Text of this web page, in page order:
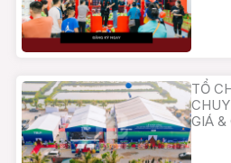
TỔ
GIÁ &